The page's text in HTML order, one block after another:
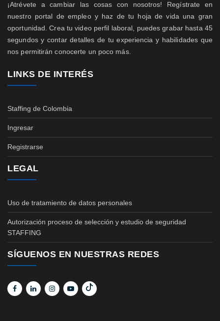
¡Atrévete a cambiar las cosas con nosotros! Regístrate en
nuestro portal de empleo y haz de tu hoja de vida una gran
oportunidad. Crea tu video perfil laboral, puedes grabar hasta 45
segundos y contar detalles de tu experiencia y habilidades que
nos permitirán conocerte un poco más.
LINKS DE INTERÉS
Staffing de Colombia
Ingresar
Registrarse
LEGAL
Uso de tratamiento de datos personales
Autorización proceso de selección y estudio de seguridad
STAFFING
SÍGUENOS EN NUESTRAS REDES